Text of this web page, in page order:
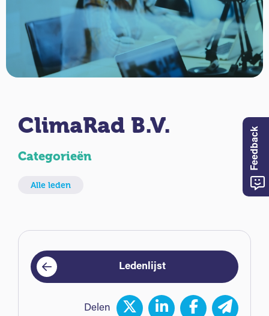
ClimaRad B.V.
Categorieën
Alle leden
Ledenlijst
Delen
Feedback